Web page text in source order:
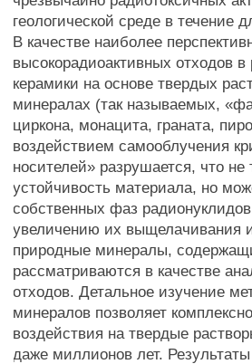
геологической среде в течение
В качестве наиболее
высокорадиоактивных отходов
керамики на основе твердых
минералах (так называемых,
циркона, монацита, граната,
воздействием самооблучения
носителей» разрушается, что
устойчивость материала, но
собственных фаз
увеличению их выщелачивания
природные минералы,
рассматриваются в качестве
отходов. Детальное изучение
минералов позволяет
воздействия на твердые
даже миллионов лет.